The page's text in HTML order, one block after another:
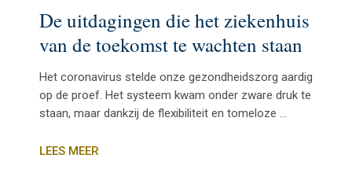
De uitdagingen die het ziekenhuis
van de toekomst te wachten staan
Het coronavirus stelde onze gezondheidszorg aardig
op de proef. Het systeem kwam onder zware druk te
staan, maar dankzij de flexibiliteit en tomeloze ...
LEES MEER